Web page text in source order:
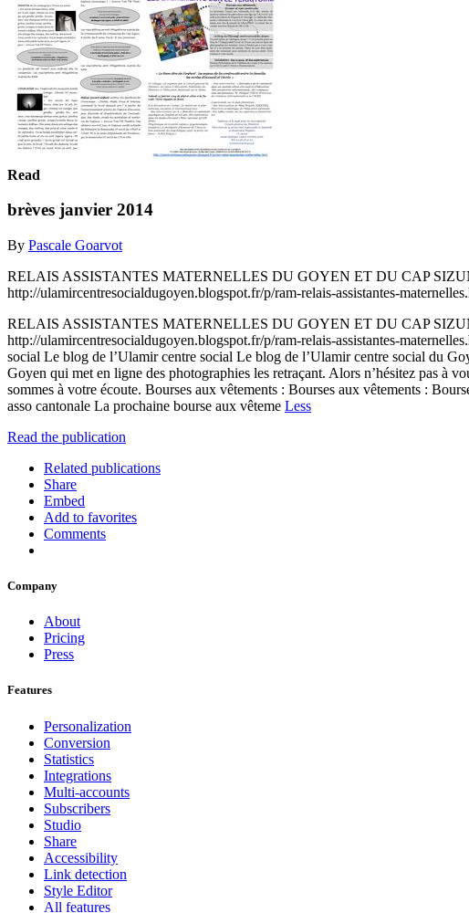
Read
brèves janvier 2014
By Pascale Goarvot
RELAIS ASSISTANTES MATERNELLES DU GOYEN ET DU CAP
http://ulamircentresocialdugoyen.blogspot.fr/p/ram-relais-assistantes-
RELAIS ASSISTANTES MATERNELLES DU GOYEN ET DU CAP
http://ulamircentresocialdugoyen.blogspot.fr/p/ram-relais-assistantes-
social Le blog de l’Ulamir centre social Le blog de l’Ulamir centre social du
Goyen qui met en ligne des photographies les retraçant. Alors n’hésitez pas à
sommes à votre écoute. Bourses aux vêtements : Bourses aux vêtements :
asso cantonale La prochaine bourse aux vêteme Less
Read the publication
Related publications
Share
Embed
Add to favorites
Comments
Company
About
Pricing
Press
Features
Personalization
Conversion
Statistics
Integrations
Multi-accounts
Subscribers
Studio
Share
Accessibility
Link detection
Style Editor
All features